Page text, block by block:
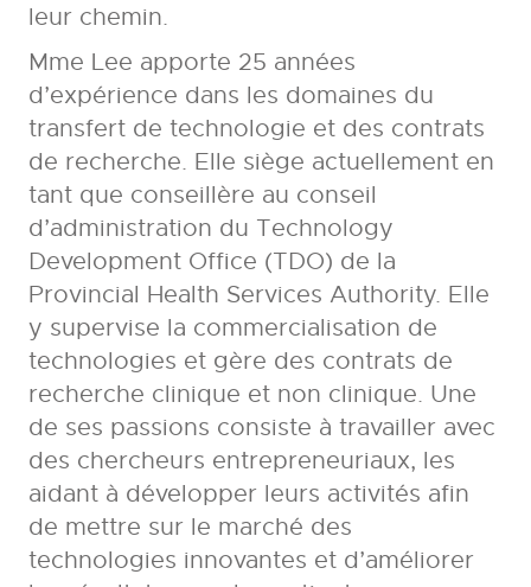
leur chemin.
Mme Lee apporte 25 années
d’expérience dans les domaines du
transfert de technologie et des contrats
de recherche. Elle siège actuellement en
tant que conseillère au conseil
d’administration du Technology
Development Office (TDO) de la
Provincial Health Services Authority. Elle
y supervise la commercialisation de
technologies et gère des contrats de
recherche clinique et non clinique. Une
de ses passions consiste à travailler avec
des chercheurs entrepreneuriaux, les
aidant à développer leurs activités afin
de mettre sur le marché des
technologies innovantes et d’améliorer